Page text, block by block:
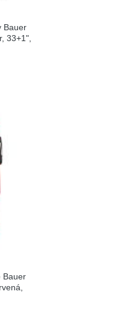
Bauer
33+1",
Bauer